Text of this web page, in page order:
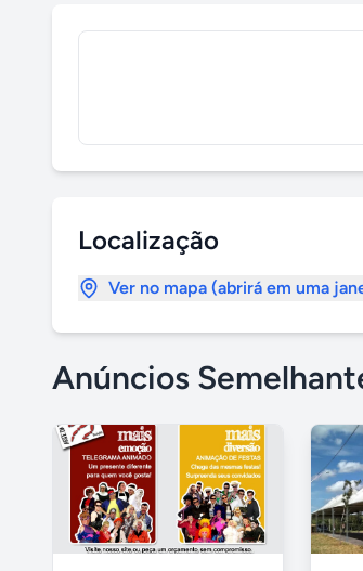
Localização
Ver no mapa (abrirá em uma
Anúncios